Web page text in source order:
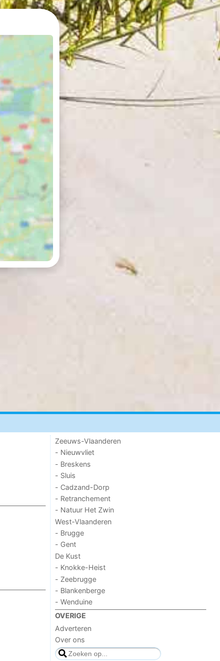
Zeeuws-Vlaanderen
- Nieuwvliet
- Breskens
- Sluis
- Cadzand-Dorp
- Retranchement
- Natuur Het Zwin
West-Vlaanderen
- Brugge
- Gent
De Kust
- Knokke-Heist
- Zeebrugge
- Blankenberge
- Wenduine
OVERIGE
Adverteren
Over ons